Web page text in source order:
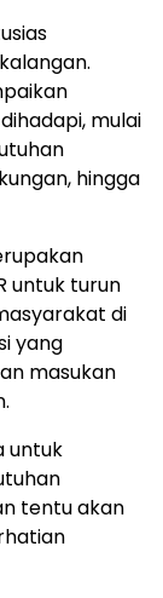
mulai
hingga
untuk turun
di
yang
masukan
untuk
tentu akan